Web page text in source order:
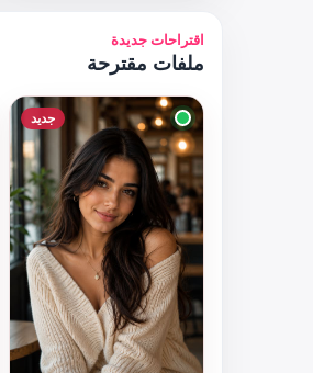
اقتراحات جديدة
ملفات مقترحة
جديد